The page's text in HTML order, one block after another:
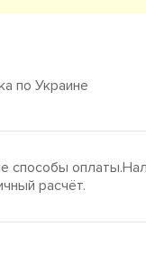
по Украине
способы
расчёт.